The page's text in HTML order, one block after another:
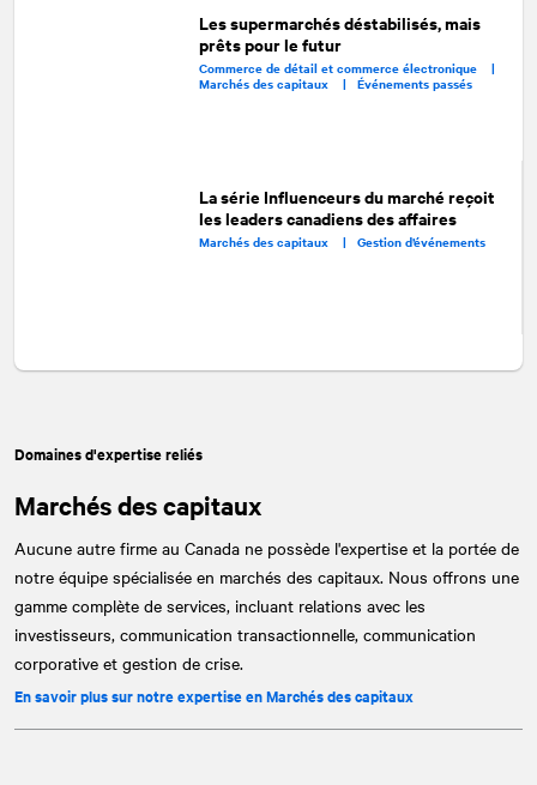
Les supermarchés déstabilisés, mais
prêts pour le futur
Commerce de détail et commerce électronique |
Marchés des capitaux |Événements passés
La série Influenceurs du marché reçoit
les leaders canadiens des affaires
Marchés des capitaux | Gestion d’événements
Domaines d'expertise reliés
Marchés des capitaux
Aucune autre firme au Canada ne possède l'expertise et la portée de
notre équipe spécialisée en marchés des capitaux. Nous offrons une
gamme complète de services, incluant relations avec les
investisseurs, communication transactionnelle, communication
corporative et gestion de crise.
En savoir plus sur notre expertise en Marchés des capitaux